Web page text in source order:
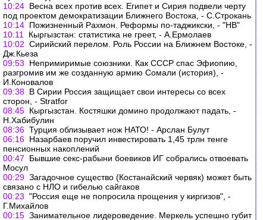
10:24 Весна всех против всех. Египет и Сирия подвели черту
под проектом демократизации Ближнего Востока, - С.Строкань
10:14 Пожизненный Рахмон. Реформы по-таджикски, - "НВ"
10:11
Кыргызстан: статистика не греет, - А.Ермолаев
10:02 Сирийский перелом. Роль России на Ближнем Востоке, -
Дж.Кьеза
09:53
Непримиримые союзники. Как СССР спас Эфиопию,
разгромив им же созданную армию Сомали (история), -
И.Коновалов
09:38 В Сирии Россия защищает свои интересы со всех
сторон, - Stratfor
08:45 Кыргызстан. Костяшки домино продолжают падать, -
Н.Хабибулин
08:36 Турция облизывает нож НАТО! - Арслан Булут
06:16 Назарбаев поручил инвестировать 1,45 трлн тенге
пенсионных накоплений
00:47
Бывшие секс-рабыни боевиков ИГ собрались отвоевать
Мосул
00:29 Загадочное существо (Костанайский червяк) может быть
связано с НЛО и гибелью сайгаков
00:23 "Россия еще не попросила прощения у киргизов", -
Г.Михайлов
00:15 Занимательное лидероведение. Меркель успешно губит